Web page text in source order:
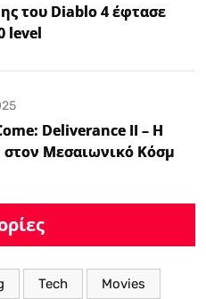
του Diablo 4 έφτασε
level
Deliverance II – Η
Μεσαιωνικό Κόσμο
Tech Movies